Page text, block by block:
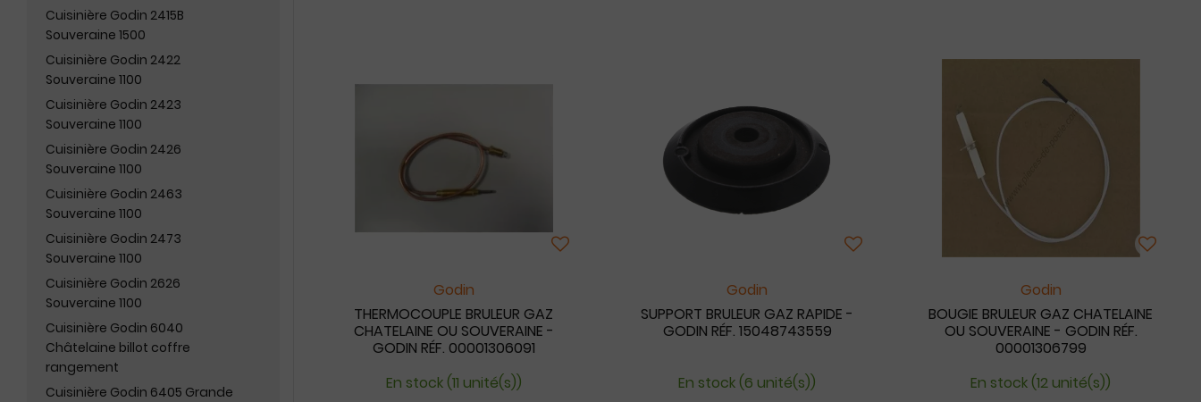
Cuisinière Godin 2415B
Souveraine 1500
Cuisinière Godin 2422
Souveraine 1100
Cuisinière Godin 2423
Souveraine 1100
Cuisinière Godin 2426
Souveraine 1100
Cuisinière Godin 2463
Souveraine 1100
Cuisinière Godin 2473
Souveraine 1100
Cuisinière Godin 2626
Souveraine 1100
Cuisinière Godin 6040
Châtelaine billot coffre
rangement
Cuisinière Godin 6405 Grande
Godin
THERMOCOUPLE BRULEUR GAZ
CHATELAINE OU SOUVERAINE -
GODIN RÉF. 00001306091
En stock (11 unité(s))
Godin
SUPPORT BRULEUR GAZ RAPIDE -
GODIN RÉF. 15048743559
En stock (6 unité(s))
Godin
BOUGIE BRULEUR GAZ CHATELAINE
OU SOUVERAINE - GODIN RÉF.
00001306799
En stock (12 unité(s))